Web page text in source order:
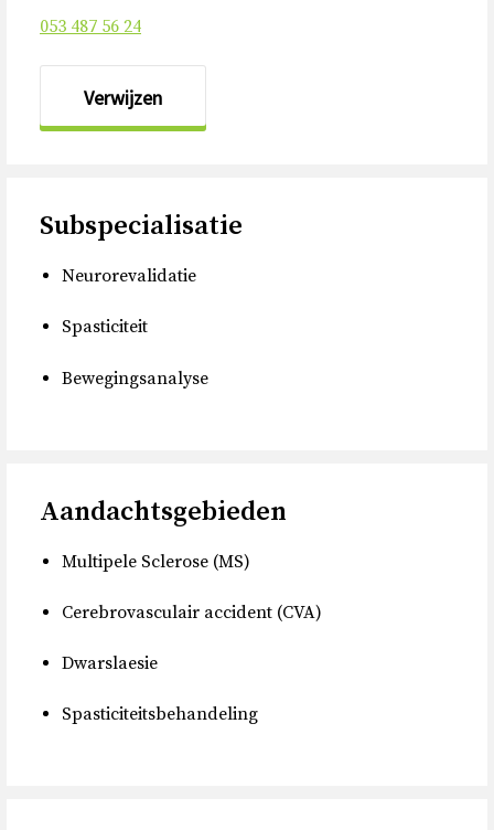
053 487 56 24
Verwijzen
Subspecialisatie
Neurorevalidatie
Spasticiteit
Bewegingsanalyse
Aandachtsgebieden
Multipele Sclerose (MS)
Cerebrovasculair accident (CVA)
Dwarslaesie
Spasticiteitsbehandeling